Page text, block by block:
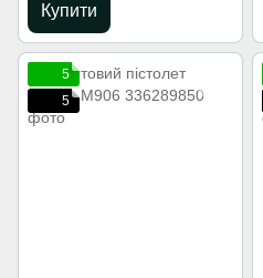
Купити
5
5